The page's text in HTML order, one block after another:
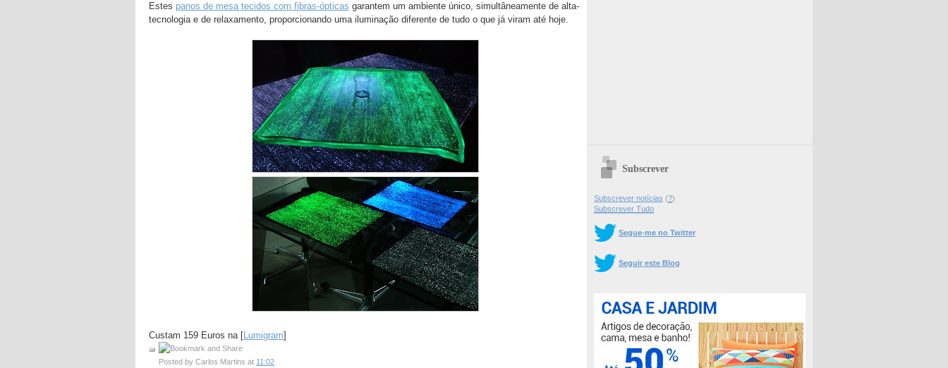
Estes panos de mesa tecidos com fibras-ópticas garantem um ambiente único, simultâneamente de alta-
tecnologia e de relaxamento, proporcionando uma iluminação diferente de tudo o que já viram até hoje.
Custam 159 Euros na [Lumigram]
Posted by Carlos Martins at 11:02
Subscrever
Subscrever notícias (?)
Subscrever Tudo
Segue-me no Twitter
Seguir este Blog